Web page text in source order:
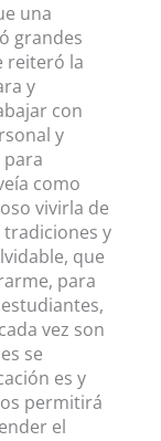
una
grandes
reiteró la
y
con
y
como
vivirla de
tradiciones y
que
para
vez son
se
es y
permitirá
el